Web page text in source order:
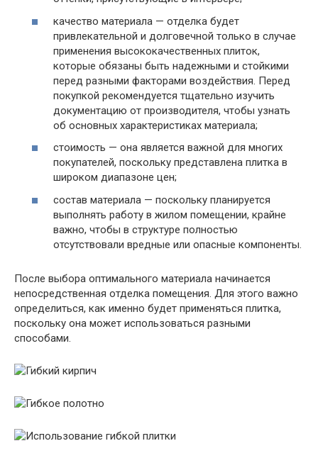
качество материала — отделка будет
привлекательной и долговечной только в случае
применения высококачественных плиток,
которые обязаны быть надежными и стойкими
перед разными факторами воздействия. Перед
покупкой рекомендуется тщательно изучить
документацию от производителя, чтобы узнать
об основных характеристиках материала;
стоимость — она является важной для многих
покупателей, поскольку представлена плитка в
широком диапазоне цен;
состав материала — поскольку планируется
выполнять работу в жилом помещении, крайне
важно, чтобы в структуре полностью
отсутствовали вредные или опасные компоненты.
После выбора оптимального материала начинается
непосредственная отделка помещения. Для этого важно
определиться, как именно будет применяться плитка,
поскольку она может использоваться разными
способами.